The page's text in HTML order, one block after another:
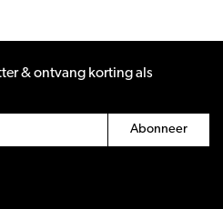
& ontvang korting als
Abonneer